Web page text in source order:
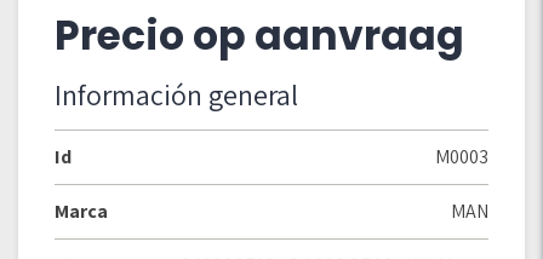
Precio op aanvraag
Información general
Id M0003
Marca MAN